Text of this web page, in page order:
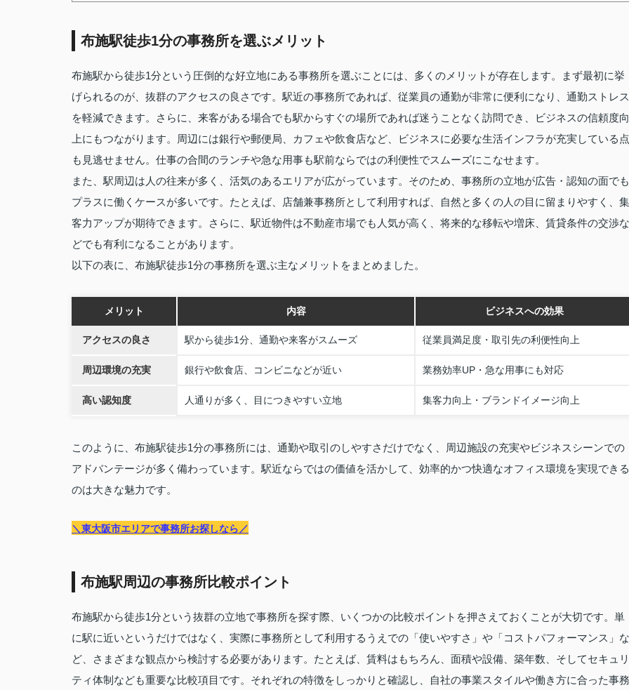
布施駅徒歩1分の事務所を選ぶメリット
布施駅から徒歩1分という圧倒的な好立地にある事務所を選ぶことには、多くのメリットが存在します。まず最初に挙
げられるのが、抜群のアクセスの良さです。駅近の事務所であれば、従業員の通勤が非常に便利になり、通勤ストレス
を軽減できます。さらに、来客がある場合でも駅からすぐの場所であれば迷うことなく訪問でき、ビジネスの信頼度向
上にもつながります。周辺には銀行や郵便局、カフェや飲食店など、ビジネスに必要な生活インフラが充実している点
も見逃せません。仕事の合間のランチや急な用事も駅前ならではの利便性でスムーズにこなせます。
また、駅周辺は人の往来が多く、活気のあるエリアが広がっています。そのため、事務所の立地が広告・認知の面でも
プラスに働くケースが多いです。たとえば、店舗兼事務所として利用すれば、自然と多くの人の目に留まりやすく、集
客力アップが期待できます。さらに、駅近物件は不動産市場でも人気が高く、将来的な移転や増床、賃貸条件の交渉な
どでも有利になることがあります。
以下の表に、布施駅徒歩1分の事務所を選ぶ主なメリットをまとめました。
メリット 内容 ビジネスへの効果
アクセスの良さ 駅から徒歩1分、通勤や来客がスムーズ 従業員満足度・取引先の利便性向上
周辺環境の充実 銀行や飲食店、コンビニなどが近い 業務効率UP・急な用事にも対応
高い認知度 人通りが多く、目につきやすい立地 集客力向上・ブランドイメージ向上
このように、布施駅徒歩1分の事務所には、通勤や取引のしやすさだけでなく、周辺施設の充実やビジネスシーンでの
アドバンテージが多く備わっています。駅近ならではの価値を活かして、効率的かつ快適なオフィス環境を実現できる
のは大きな魅力です。
＼東大阪市エリアで事務所お探しなら／
布施駅周辺の事務所比較ポイント
布施駅から徒歩1分という抜群の立地で事務所を探す際、いくつかの比較ポイントを押さえておくことが大切です。単
に駅に近いというだけではなく、実際に事務所として利用するうえでの「使いやすさ」や「コストパフォーマンス」な
ど、さまざまな観点から検討する必要があります。たとえば、賃料はもちろん、面積や設備、築年数、そしてセキュリ
ティ体制なども重要な比較項目です。それぞれの特徴をしっかりと確認し、自社の事業スタイルや働き方に合った事務